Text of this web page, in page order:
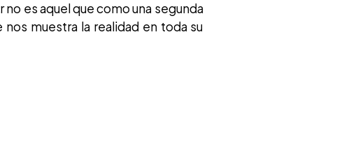
es aquel que como una segunda
muestra la realidad en toda su